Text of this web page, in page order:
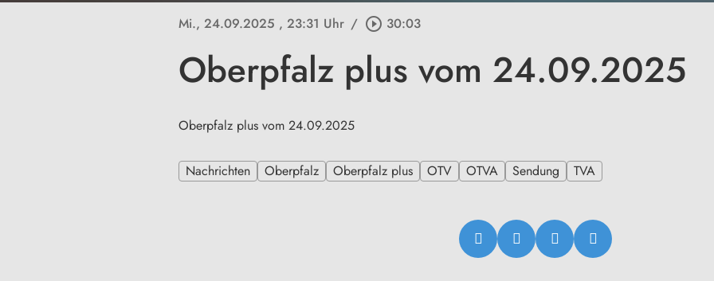
Mi., 24.09.2025 , 23:31 Uhr / play_circle_outline 30:03
Oberpfalz plus vom 24.09.2025
Oberpfalz plus vom 24.09.2025
Nachrichten Oberpfalz Oberpfalz plus OTV OTVA Sendung TVA